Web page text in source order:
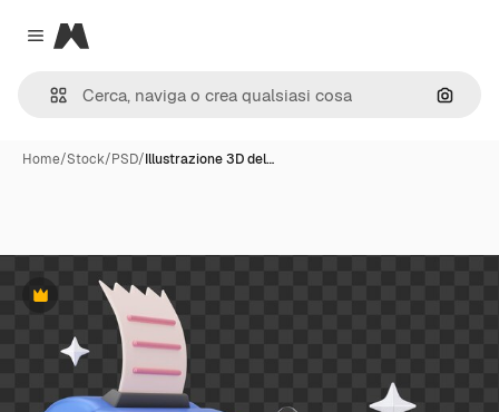
Close menu
Magnific
Cerca
Home/Stock/PSD/Illustrazione 3D del…
Premium